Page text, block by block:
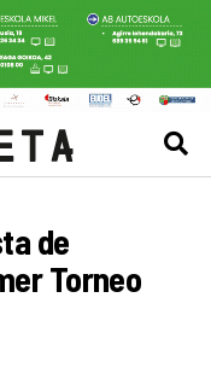
de
Torneo